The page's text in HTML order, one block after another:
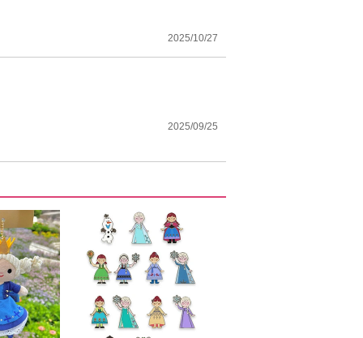
2025/10/27
2025/09/25